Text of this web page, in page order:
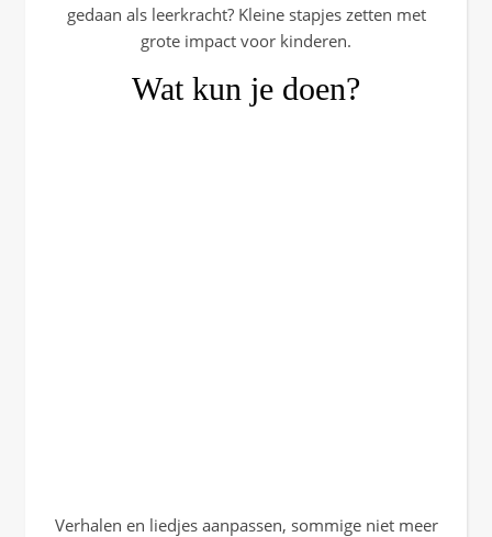
gedaan als leerkracht? Kleine stapjes zetten met
grote impact voor kinderen.
Wat kun je doen?
Verhalen en liedjes aanpassen, sommige niet meer